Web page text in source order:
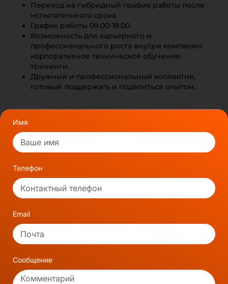
Переход на гибридный график работы после
испытательного срока.
График работы 09.00-18.00.
Возможность для карьерного и
профессионального роста внутри компании:
корпоративное техническое обучение,
тренинги.
Дружный и профессиональный коллектив,
готовый поддержать и поделиться опытом.
Имя
Телефон
Email
Сообщение